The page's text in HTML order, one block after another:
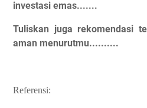
investasi emas.......
Tuliskan juga rekomendasi
aman menurutmu..........
Referensi: